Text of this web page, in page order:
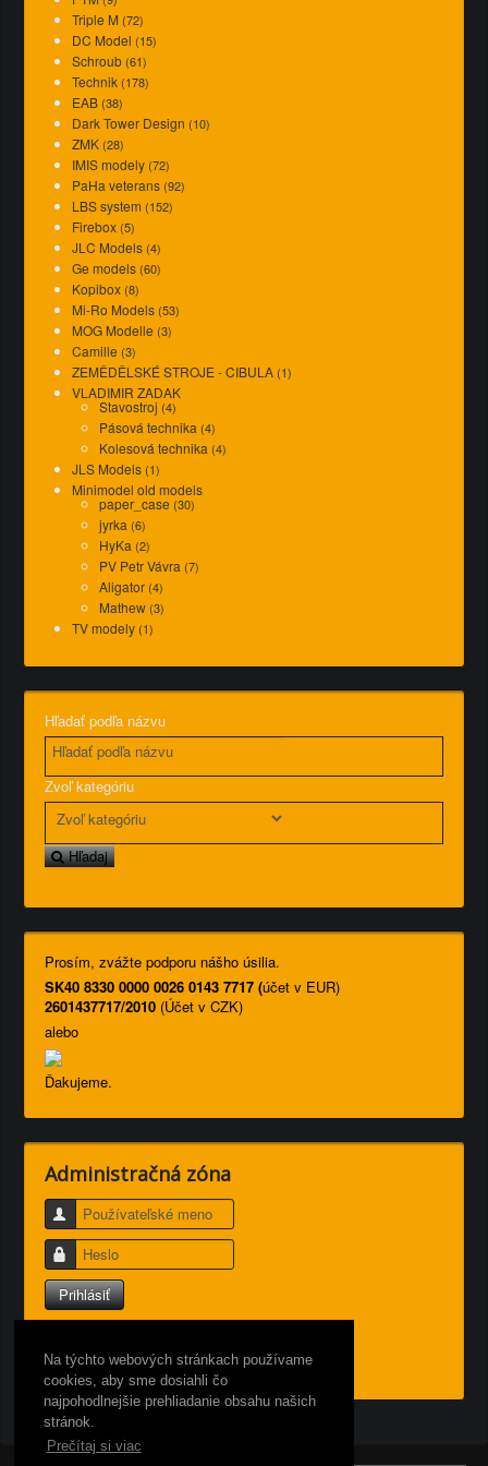
Na týchto webových stránkach používame
cookies, aby sme dosiahli čo
najpohodlnejšie prehliadanie obsahu našich
stránok.
Prečítaj si viac
Triple M (72)
DC Model (15)
Schroub (61)
Technik (178)
EAB (38)
Dark Tower Design (10)
ZMK (28)
IMIS modely (72)
PaHa veterans (92)
LBS system (152)
Firebox (5)
JLC Models (4)
Ge models (60)
Kopibox (8)
Mi-Ro Models (53)
MOG Modelle (3)
Camille (3)
ZEMĚDĚLSKÉ STROJE - CIBULA (1)
VLADIMIR ZADAK
Stavostroj (4)
Pásová technika (4)
Kolesová technika (4)
JLS Models (1)
Minimodel old models
paper_case (30)
jyrka (6)
HyKa (2)
PV Petr Vávra (7)
Aligator (4)
Mathew (3)
TV modely (1)
Hľadať podľa názvu
Zvoľ kategóriu
Hľadaj
Prosím, zvážte podporu nášho úsilia.
SK40 8330 0000 0026 0143 7717 (účet v EUR)
2601437717/2010 (Účet v CZK)
alebo
Ďakujeme.
Administračná zóna
Používateľské meno
Heslo
Prihlásiť
Zabudli ste heslo?